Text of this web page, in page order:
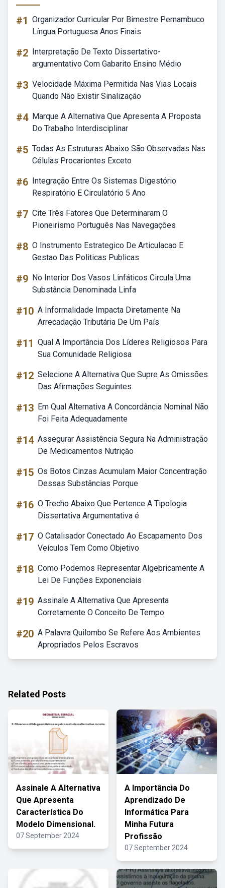
#1 Organizador Curricular Por Bimestre Pernambuco
Língua Portuguesa Anos Finais
#2 Interpretação De Texto Dissertativo-
argumentativo Com Gabarito Ensino Médio
#3 Velocidade Máxima Permitida Nas Vias Locais
Quando Não Existir Sinalização
#4 Marque A Alternativa Que Apresenta A Proposta
Do Trabalho Interdisciplinar
#5 Todas As Estruturas Abaixo São Observadas Nas
Células Procariontes Exceto
#6 Integração Entre Os Sistemas Digestório
Respiratório E Circulatório 5 Ano
#7 Cite Três Fatores Que Determinaram O
Pioneirismo Português Nas Navegações
#8 O Instrumento Estrategico De Articulacao E
Gestao Das Politicas Publicas
#9 No Interior Dos Vasos Linfáticos Circula Uma
Substância Denominada Linfa
#10 A Informalidade Impacta Diretamente Na
Arrecadação Tributária De Um País
#11 Qual A Importância Dos Líderes Religiosos Para
Sua Comunidade Religiosa
#12 Selecione A Alternativa Que Supre As Omissões
Das Afirmações Seguintes
#13 Em Qual Alternativa A Concordância Nominal Não
Foi Feita Adequadamente
#14 Assegurar Assistência Segura Na Administração
De Medicamentos Nutrição
#15 Os Botos Cinzas Acumulam Maior Concentração
Dessas Substâncias Porque
#16 O Trecho Abaixo Que Pertence A Tipologia
Dissertativa Argumentativa é
#17 O Catalisador Conectado Ao Escapamento Dos
Veículos Tem Como Objetivo
#18 Como Podemos Representar Algebricamente A
Lei De Funções Exponenciais
#19 Assinale A Alternativa Que Apresenta
Corretamente O Conceito De Tempo
#20 A Palavra Quilombo Se Refere Aos Ambientes
Apropriados Pelos Escravos
Related Posts
Assinale A Alternativa
Que Apresenta
Característica Do
Modelo Dimensional.
07 September 2024
A Importância Do
Aprendizado De
Informática Para
Minha Futura
Profissão
07 September 2024